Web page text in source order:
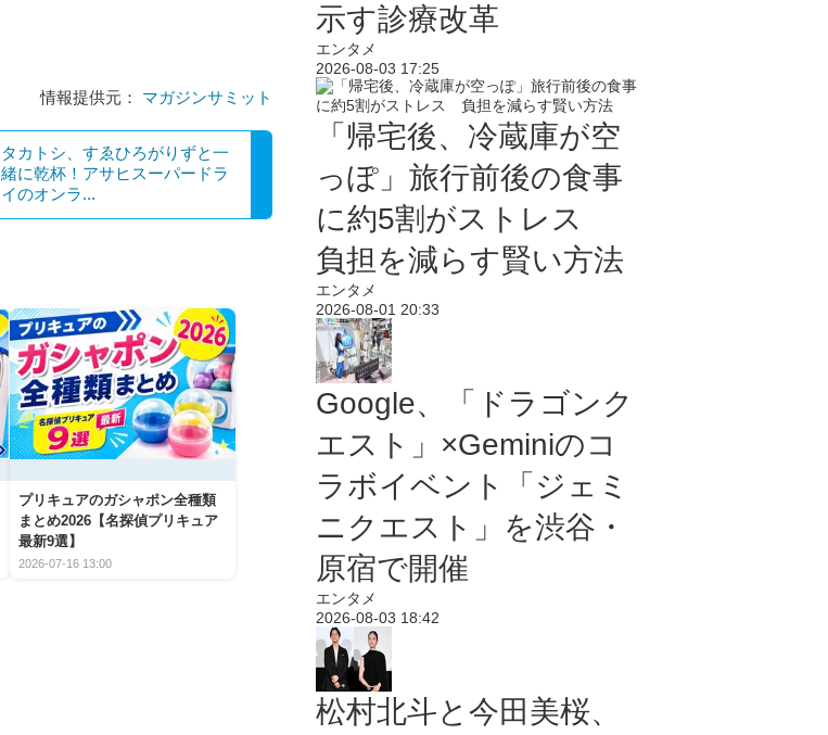
情報提供元： マガジンサミット
タカトシ、すゑひろがりずと一
緒に乾杯！アサヒスーパードラ
イのオンラ...
プリキュアのガシャポン全種類
まとめ2026【名探偵プリキュア
最新9選】
2026-07-16 13:00
示す診療改革
エンタメ
2026-08-03 17:25
「帰宅後、冷蔵庫が空
っぽ」旅行前後の食事
に約5割がストレス
負担を減らす賢い方法
エンタメ
2026-08-01 20:33
Google、「ドラゴンク
エスト」×Geminiのコ
ラボイベント「ジェミ
ニクエスト」を渋谷・
原宿で開催
エンタメ
2026-08-03 18:42
松村北斗と今田美桜、